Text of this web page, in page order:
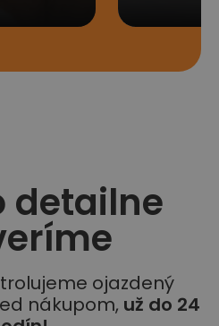
detailne
ojazdený
nákupom, už do 24